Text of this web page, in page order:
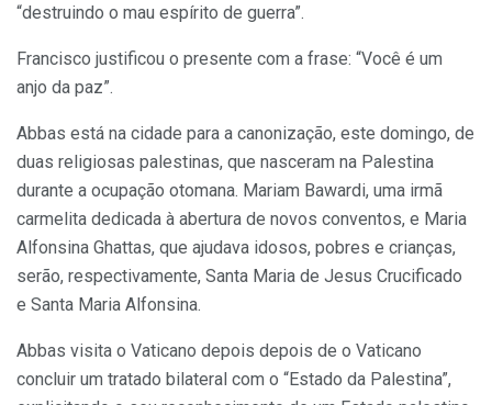
“destruindo o mau espírito de guerra”.
Francisco justificou o presente com a frase: “Você é um
anjo da paz”.
Abbas está na cidade para a canonização, este domingo, de
duas religiosas palestinas, que nasceram na Palestina
durante a ocupação otomana. Mariam Bawardi, uma irmã
carmelita dedicada à abertura de novos conventos, e Maria
Alfonsina Ghattas, que ajudava idosos, pobres e crianças,
serão, respectivamente, Santa Maria de Jesus Crucificado
e Santa Maria Alfonsina.
Abbas visita o Vaticano depois depois de o Vaticano
concluir um tratado bilateral com o “Estado da Palestina”,